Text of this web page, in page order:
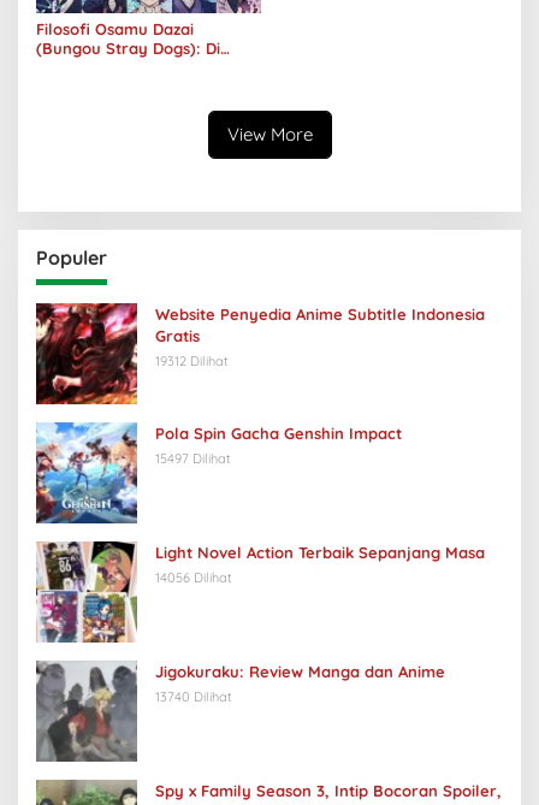
Filosofi Osamu Dazai
(Bungou Stray Dogs): Di
View More
Populer
Website Penyedia Anime Subtitle Indonesia
Gratis
19312 Dilihat
Pola Spin Gacha Genshin Impact
15497 Dilihat
Light Novel Action Terbaik Sepanjang Masa
14056 Dilihat
Jigokuraku: Review Manga dan Anime
13740 Dilihat
Spy x Family Season 3, Intip Bocoran Spoiler,